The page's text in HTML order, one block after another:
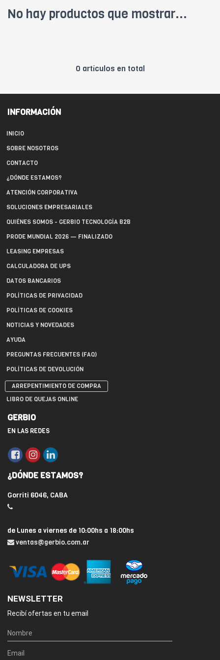
No hay productos que mostrar...
0 artículos en total
INFORMACIÓN
INICIO
SOBRE NOSOTROS
CONTACTO
¿DÓNDE ESTAMOS?
ATENCIÓN CORPORATIVA
SOLUCIONES EMPRESARIALES
QUIÉNES SOMOS - GERBIO TECNOLOGÍA B2B
PRODE MUNDIAL 2026 — FINALIZADO
LEASING EMPRESAS
CALCULADORA DE UPS
DATOS BANCARIOS
POLÍTICAS DE PRIVACIDAD
POLÍTICAS DE COOKIES
NOTICIAS Y NOVEDADES
AYUDA
PREGUNTAS FRECUENTES (FAQ)
POLÍTICAS DE DEVOLUCIÓN
ARREPENTIMIENTO DE COMPRA
LIBRO DE QUEJAS ONLINE
GERBIO
EN LAS REDES
¿DÓNDE ESTAMOS?
Gorriti 6046, CABA
de Lunes a viernes de 10:00hs a 18:00hs
ventas@gerbio.com.ar
NEWSLETTER
Recibí ofertas en tu email